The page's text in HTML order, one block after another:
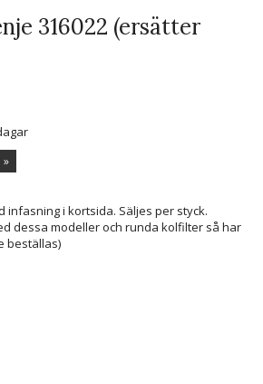
316022 (ersätter
»
infasning i kortsida. Säljes per styck.
dessa modeller och runda kolfilter så har
beställas)